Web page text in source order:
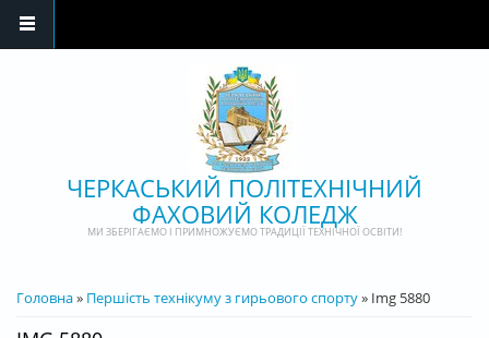
ЧЕРКАСЬКИЙ ПОЛІТЕХНІЧНИЙ
ФАХОВИЙ КОЛЕДЖ
МИ ЗБЕРІГАЄМО І ПРИМНОЖУЄМО ТРАДИЦІЇ ТЕХНІЧНОЇ ОСВІТИ!
ВИ Є ТУТ
Головна» Першість технікуму з гирьового спорту» Img 5880